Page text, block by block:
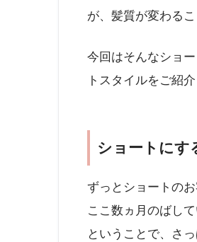
が、髪質が変わる
今回はそんなショ
トスタイルをご紹介
ショートにす
ずっとショートのお
ここ数ヵ月のばし
ということで、さ